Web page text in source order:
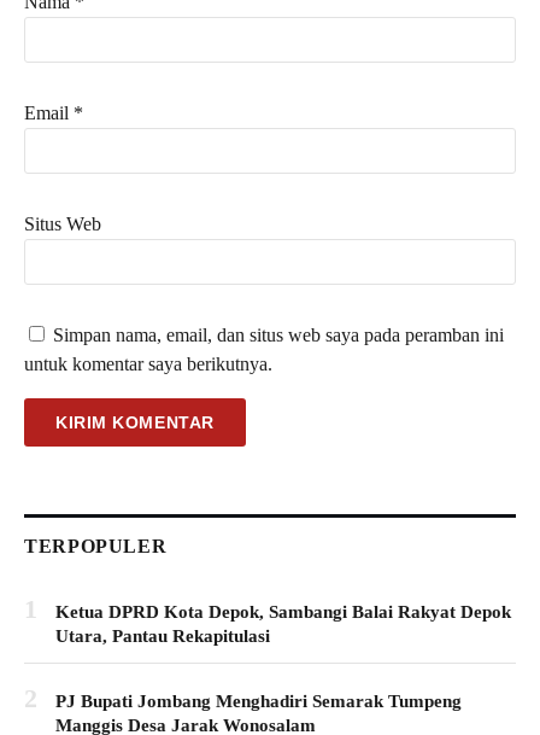
Email *
Situs Web
Simpan nama, email, dan situs web saya pada peramban ini
untuk komentar saya berikutnya.
TERPOPULER
1
Ketua DPRD Kota Depok, Sambangi Balai Rakyat Depok
Utara, Pantau Rekapitulasi
2
PJ Bupati Jombang Menghadiri Semarak Tumpeng
Manggis Desa Jarak Wonosalam